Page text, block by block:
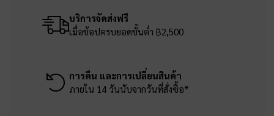
บริการจัดส่งฟรี
เมื่อช้อปครบยอดขั้นต่ำ ฿2,500
การคืน และการเปลี่ยนสินค้า
ภายใน 14 วันนับจากวันที่สั่งซื้อ*